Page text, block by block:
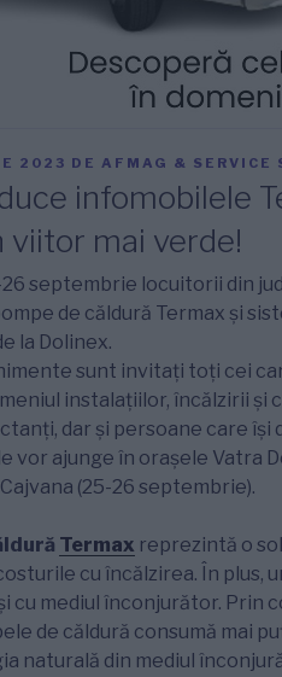
2023 DE AFMAG & SERVICE
infomobilele
viitor mai verde!
26 septembrie locuitorii din
de căldură Termax și
la Dolinex.
sunt invitați toți cei
instalațiilor, încălzirii
dar și persoane care
vor ajunge în orașele Vatra
(25-26 septembrie).
Termax reprezintă o
cu încălzirea. În plus,
cu mediul înconjurător.
de căldură consumă mai
naturală din mediul